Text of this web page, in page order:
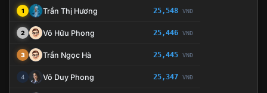
1 Trần Thị Hương 25,548 VNĐ
2 Võ Hữu Phong 25,446 VNĐ
3 Trần Ngọc Hà 25,445 VNĐ
4 Võ Duy Phong 25,347 VNĐ